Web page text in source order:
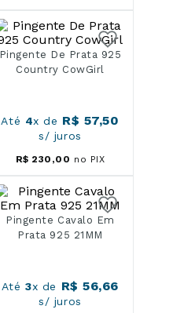
Pingente De Prata 925
Country CowGirl
Até 4x de R$ 57,50
s/ juros
R$ 230 ,00 no PIX
Pingente Cavalo Em
Prata 925 21MM
Até3x de R$ 56,66
s/ juros